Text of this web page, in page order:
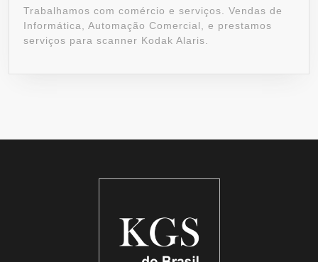
Trabalhamos com comércio e serviços. Vendas de
Informática, Automação Comercial, e prestamos
serviços para scanner Kodak Alaris.